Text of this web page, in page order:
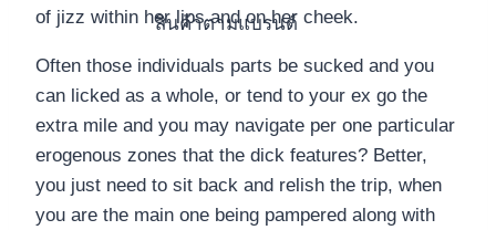
สินค้าตามแบรนด์
of jizz within her lips and on her cheek.
Often those individuals parts be sucked and you
can licked as a whole, or tend to your ex go the
extra mile and you may navigate per one particular
erogenous zones that the dick features? Better,
you just need to sit back and relish the trip, when
you are the main one being pampered along with